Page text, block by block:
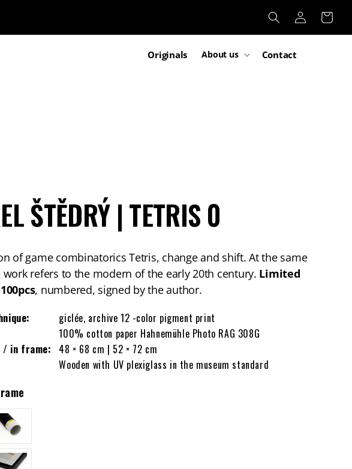
Log
in
Cart
Originals About us Contact
ŠTĚDRÝ | TETRIS 0
of game combinatorics Tetris, change and shift. At the same
refers to the modern of the early 20th century. Limited
, numbered, signed by the author.
giclée, archive 12 -color pigment print
100% cotton paper Hahnemühle Photo RAG 308G
/ in frame:
48 × 68 cm | 52 × 72 cm
Wooden with UV plexiglass in the museum standard